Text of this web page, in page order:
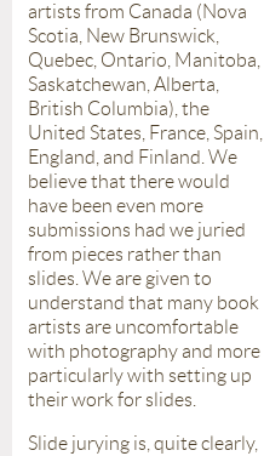
artists from Canada (Nova
Scotia, New Brunswick,
Quebec, Ontario, Manitoba,
Saskatchewan, Alberta,
British Columbia), the
United States, France, Spain,
England, and Finland. We
believe that there would
have been even more
submissions had we juried
from pieces rather than
slides. We are given to
understand that many book
artists are uncomfortable
with photography and more
particularly with setting up
their work for slides.
Slide jurying is, quite clearly,